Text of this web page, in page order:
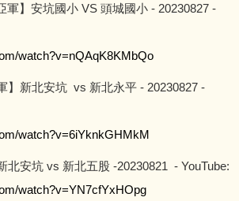
軍】安坑國小 VS 頭城國小 - 20230827 -
watch?v=nQAqK8KMbQo
】新北安坑 vs 新北永平 - 20230827 -
watch?v=6iYknkGHMkM
北安坑 vs 新北五股 -20230821 - YouTube:
watch?v=YN7cfYxHOpg